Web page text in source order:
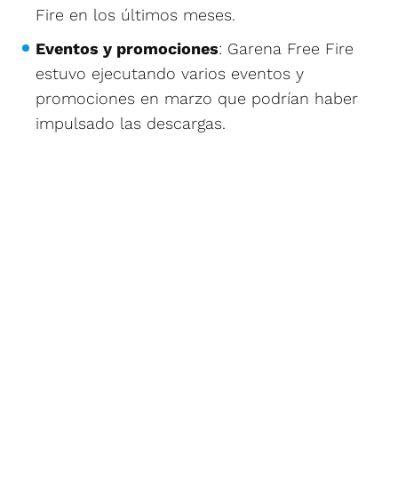
Fire en los últimos meses.
Eventos y promociones: Garena Free Fire
estuvo ejecutando varios eventos y
promociones en marzo que podrían haber
impulsado las descargas.